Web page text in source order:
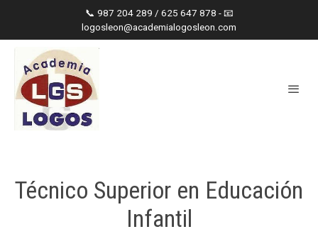
📞 987 204 289 / 625 647 878 - 📧
logosleon@academialogosleon.com
Técnico Superior en Educación
Infantil